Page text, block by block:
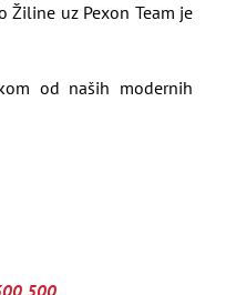
Žiline uz Pexon Team je
od naših modernih